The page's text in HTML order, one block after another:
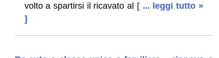
volto a spartirsi il ricavato al [ ... leggi tutto »
]